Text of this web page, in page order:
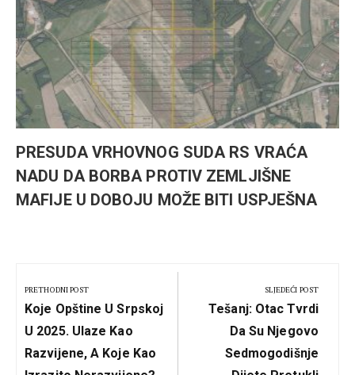
PRESUDA VRHOVNOG SUDA RS VRAĆA
NADU DA BORBA PROTIV ZEMLJIŠNE
MAFIJE U DOBOJU MOŽE BITI USPJEŠNA
članka
PRETHODNI POST
Previous
Post:
Koje Opštine U Srpskoj
U 2025. Ulaze Kao
Razvijene, A Koje Kao
SLJEDEĆI POST
Next
Post:
Tešanj: Otac Tvrdi
Da Su Njegovo
Sedmogodišnje